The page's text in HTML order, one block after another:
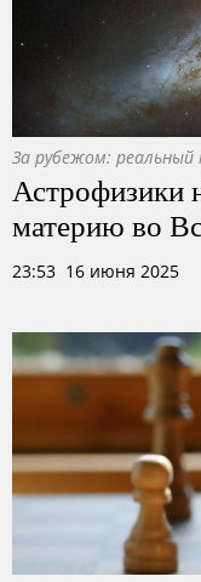
За рубежом: реальный
материю во
23:53 16 июня 2025